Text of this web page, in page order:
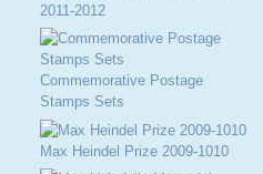
2011-2012
Commemorative Postage
Stamps Sets
Max Heindel Prize 2009-1010